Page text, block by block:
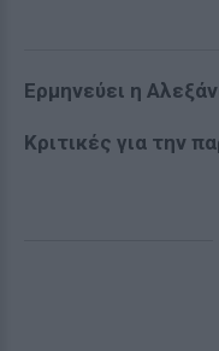
Ερμηνεύει η
Κριτικές για την